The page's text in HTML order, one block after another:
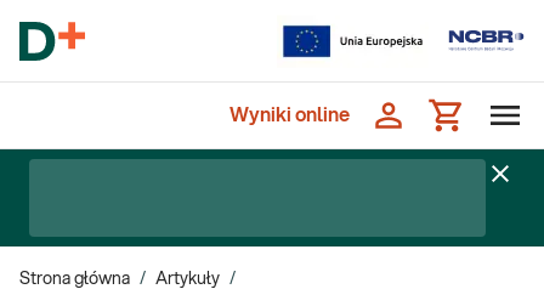
Wyniki online
Strona główna / Artykuły /